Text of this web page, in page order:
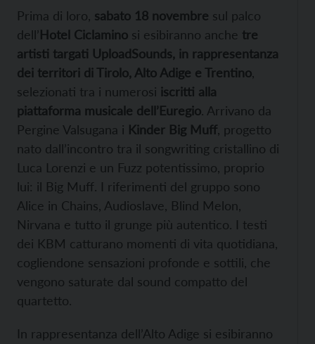
Prima di loro, sabato 18 novembre sul palco
dell’Hotel Ciclamino si esibiranno anche tre
artisti targati UploadSounds, in rappresentanza
dei territori di Tirolo, Alto Adige e Trentino
selezionati tra i numerosi iscritti alla
piattaforma musicale dell’Euregio. Arrivano da
Pergine Valsugana i Kinder Big Muff , progetto
nato dall’incontro tra il songwriting cristallino di
Luca Lorenzi e un Fuzz potentissimo, proprio
lui: il Big Muff. I riferimenti del gruppo sono
Alice in Chains, Audioslave, Blind Melon,
Nirvana e tutto il grunge più autentico. I testi
dei KBM catturano momenti di vita quotidiana,
cogliendone sensazioni profonde e sottili, che
vengono saturate dal sound compatto del
quartetto.
In rappresentanza dell’Alto Adige si esibiranno